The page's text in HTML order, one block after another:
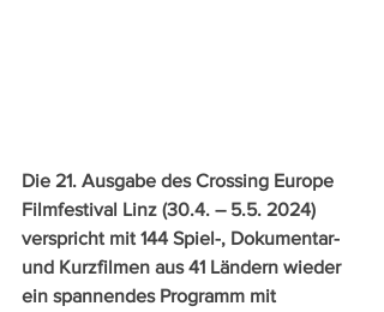
Die 21. Ausgabe des Crossing Europe
Filmfestival Linz (30.4. – 5.5. 2024)
verspricht mit 144 Spiel-, Dokumentar-
und Kurzfilmen aus 41 Ländern wieder
ein spannendes Programm mit